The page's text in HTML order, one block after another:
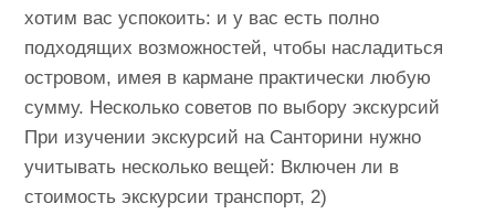
хотим вас успокоить: и у вас есть полно
подходящих возможностей, чтобы насладиться
островом, имея в кармане практически любую
сумму. Несколько советов по выбору экскурсий
При изучении экскурсий на Санторини нужно
учитывать несколько вещей: Включен ли в
стоимость экскурсии транспорт, 2)